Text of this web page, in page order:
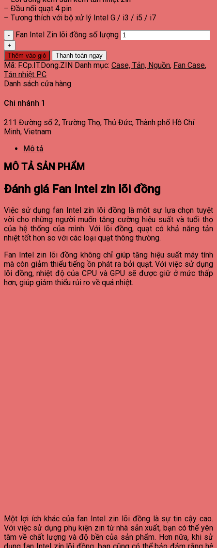
– Đầu nối quạt 4 pin
– Tương thích với bộ xử lý Intel G / i3 / i5 / i7
Fan Intel Zin lõi đồng số lượng
Thêm vào giỏ Thanh toán ngay
Mã: F.Cp.IT.Dong.ZIN Danh mục: Case, Tản, Nguồn, Fan Case,
Tản nhiệt PC
Danh sách cửa hàng
Chi nhánh 1
211 Đường số 2, Trường Thọ, Thủ Đức, Thành phố Hồ Chí
Minh, Vietnam
Mô tả
MÔ TẢ SẢN PHẨM
Đánh giá Fan Intel zin lõi đồng
Việc sử dụng fan Intel zin lõi đồng là một sự lựa chọn tuyệt
vời cho những người muốn tăng cường hiệu suất và tuổi thọ
của hệ thống của mình. Với lõi đồng, quạt có khả năng tản
nhiệt tốt hơn so với các loại quạt thông thường.
Fan Intel zin lõi đồng không chỉ giúp tăng hiệu suất máy tính
mà còn giảm thiểu tiếng ồn phát ra bởi quạt. Với việc sử dụng
lõi đồng, nhiệt độ của CPU và GPU sẽ được giữ ở mức thấp
hơn, giúp giảm thiểu rủi ro về quá nhiệt.
Một lợi ích khác của fan Intel zin lõi đồng là sự tin cậy cao.
Với việc sử dụng phụ kiện zin từ nhà sản xuất, bạn có thể yên
tâm về chất lượng và độ bền của sản phẩm. Hơn nữa, khi sử